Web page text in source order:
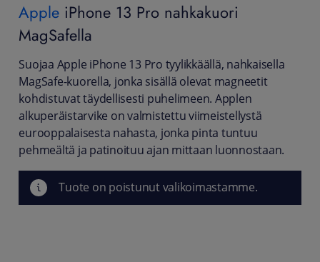
Apple iPhone 13 Pro nahkakuori
MagSafella
Suojaa Apple iPhone 13 Pro tyylikkäällä, nahkaisella
MagSafe-kuorella, jonka sisällä olevat magneetit
kohdistuvat täydellisesti puhelimeen. Applen
alkuperäistarvike on valmistettu viimeistellystä
eurooppalaisesta nahasta, jonka pinta tuntuu
pehmeältä ja patinoituu ajan mittaan luonnostaan.
Tuote on poistunut valikoimastamme.